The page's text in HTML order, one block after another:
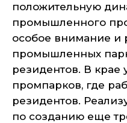
положительную
промышленного
особое внимание и
промышленных
резидентов. В крае
промпарков, где
резидентов.
по созданию еще